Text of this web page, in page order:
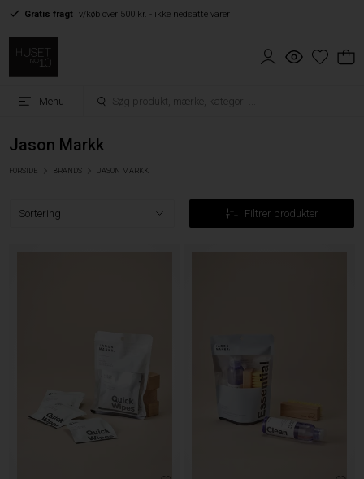
Gratis fragt v/køb over 500 kr. - ikke nedsatte varer
Menu
Jason Markk
FORSIDE BRANDS JASON MARKK
Filtrer produkter